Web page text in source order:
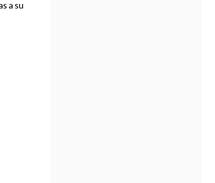
a su